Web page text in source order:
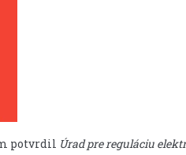
potvrdil Úrad pre reguláciu